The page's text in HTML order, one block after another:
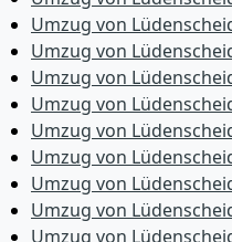
Umzug von
Umzug von
Umzug von
Umzug von
Umzug von
Umzug von
Umzug von
Umzug von
Umzug von